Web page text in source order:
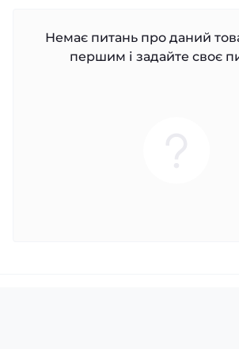
Немає питань про даний
першим і задайте своє